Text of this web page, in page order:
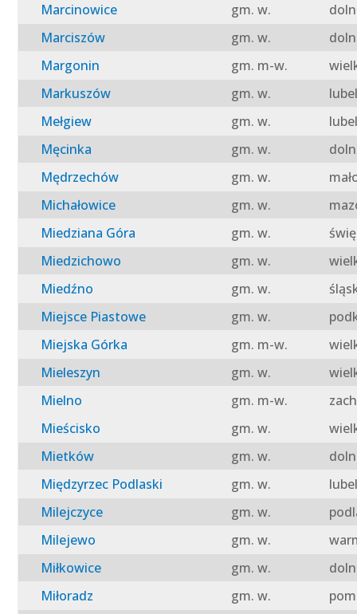
Marcinowice
gm. w.
Marciszów
gm. w.
Margonin
gm. m-w.
Markuszów
gm. w.
Mełgiew
gm. w.
Męcinka
gm. w.
Mędrzechów
gm. w.
Michałowice
gm. w.
Miedziana Góra
gm. w.
Miedzichowo
gm. w.
Miedźno
gm. w.
Miejsce Piastowe
gm. w.
Miejska Górka
gm. m-w.
Mieleszyn
gm. w.
Mielno
gm. m-w.
Mieścisko
gm. w.
Mietków
gm. w.
Międzyrzec Podlaski
gm. w.
Milejczyce
gm. w.
Milejewo
gm. w.
Miłkowice
gm. w.
Miłoradz
gm. w.